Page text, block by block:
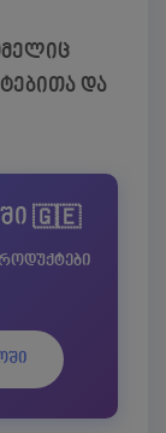
და
🇬🇪